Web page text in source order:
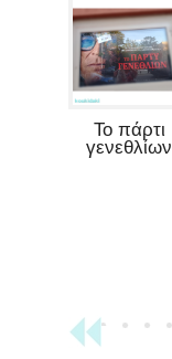
Το πάρτι
γενεθλίων